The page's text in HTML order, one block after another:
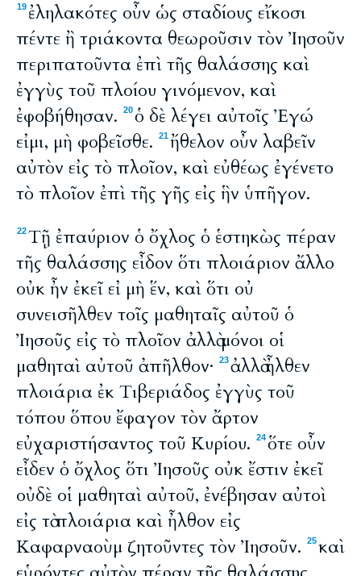
19 ἐληλακότες οὖν ὡς σταδίους εἴκοσι
πέντε ἢ τριάκοντα θεωροῦσιν τὸν Ἰησοῦν
περιπατοῦντα ἐπὶ τῆς θαλάσσης καὶ
ἐγγὺς τοῦ πλοίου γινόμενον, καὶ
ἐφοβήθησαν.
20ὁ δὲ λέγει αὐτοῖς Ἐγώ
εἰμι, μὴ φοβεῖσθε.
21ἤθελον οὖν λαβεῖν
αὐτὸν εἰς τὸ πλοῖον, καὶ εὐθέως ἐγένετο
τὸ πλοῖον ἐπὶ τῆς γῆς εἰς ἣν ὑπῆγον.
22Τῇ ἐπαύριον ὁ ὄχλος ὁ ἑστηκὼς πέραν
τῆς θαλάσσης εἶδον ὅτι πλοιάριον ἄλλο
οὐκ ἦν ἐκεῖ εἰ μὴ ἕν, καὶ ὅτι οὐ
συνεισῆλθεν τοῖς μαθηταῖς αὐτοῦ ὁ
Ἰησοῦς εἰς τὸ πλοῖον ἀλλὰ μόνοι οἱ
μαθηταὶ αὐτοῦ ἀπῆλθον·
23ἀλλὰ ἦλθεν
πλοιάρια ἐκ Τιβεριάδος ἐγγὺς τοῦ
τόπου ὅπου ἔφαγον τὸν ἄρτον
εὐχαριστήσαντος τοῦ Κυρίου.
24ὅτε οὖν
εἶδεν ὁ ὄχλος ὅτι Ἰησοῦς οὐκ ἔστιν ἐκεῖ
οὐδὲ οἱ μαθηταὶ αὐτοῦ, ἐνέβησαν αὐτοὶ
εἰς τὰ πλοιάρια καὶ ἦλθον εἰς
Καφαρναοὺμ ζητοῦντες τὸν Ἰησοῦν.
25καὶ